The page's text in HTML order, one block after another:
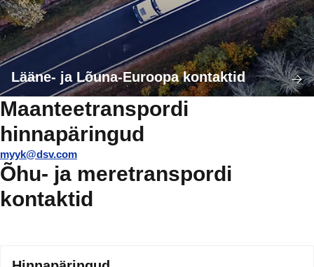
Lääne- ja Lõuna-Euroopa kontaktid
Maanteetranspordi
hinnapäringud
myyk@dsv.com
Õhu- ja meretranspordi
kontaktid